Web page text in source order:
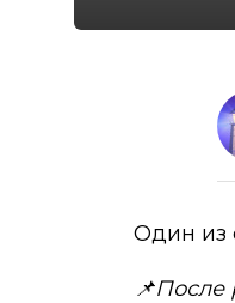
Один из
📌После